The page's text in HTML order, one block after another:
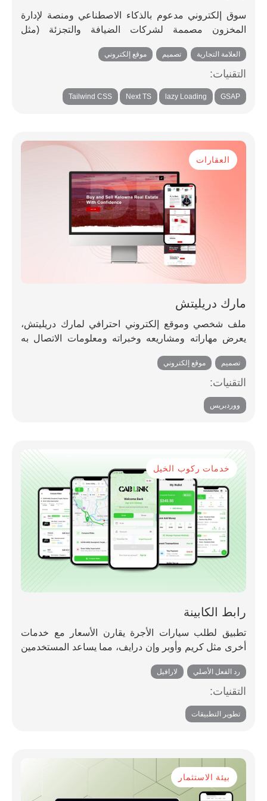
سوق إلكتروني مدعوم بالذكاء الاصطناعي ومنصة لإدارة
المخزون مصممة لشركات الضيافة والتجزئة (مثل
العلامة التجارية تصميم موقع إلكتروني
التقنيات:
GSAP
lazy Loading
Next TS
Tailwind CSS
العقارات
مارك دريليتش
ملف شخصي وموقع إلكتروني احترافي لمارك دريليتش،
يعرض مهاراته ومشاريعه وخبراته ومعلومات الاتصال به
تصميم موقع إلكتروني
التقنيات:
ووردبريس
خدمات ركوب الخيل
رابط الكابينة
تطبيق لطلب سيارات الأجرة يقارن الأسعار مع خدمات
أخرى مثل كريم وأوبر وإن درايف، مما يساعد المستخدمين
رد الفعل الأصلي لارافيل
التقنيات:
تطوير التطبيقات
بيئة الاستثمار